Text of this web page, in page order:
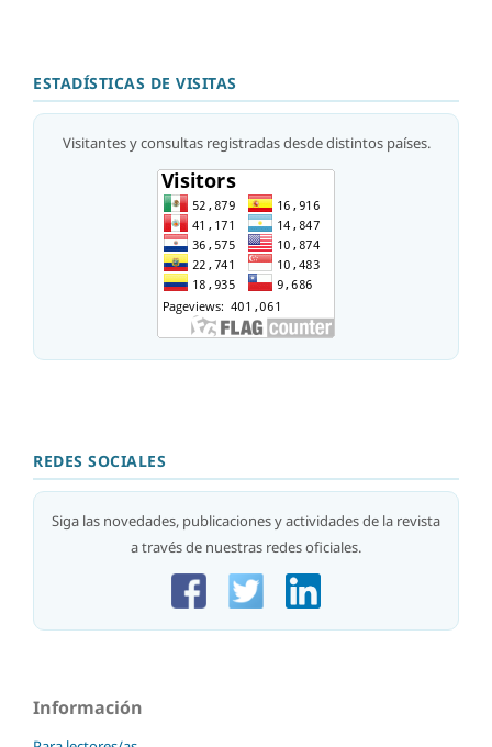
ESTADÍSTICAS DE VISITAS
Visitantes y consultas registradas desde distintos países.
REDES SOCIALES
Siga las novedades, publicaciones y actividades de la revista
a través de nuestras redes oficiales.
Información